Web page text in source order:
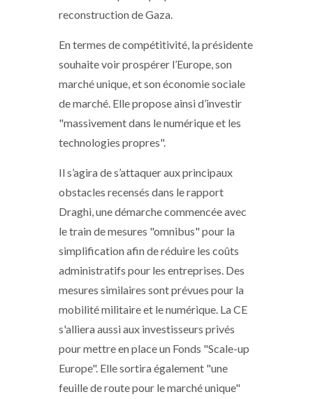
reconstruction de Gaza.
En termes de compétitivité, la présidente
souhaite voir prospérer l’Europe, son
marché unique, et son économie sociale
de marché. Elle propose ainsi d’investir
"massivement dans le numérique et les
technologies propres".
Il s’agira de s’attaquer aux principaux
obstacles recensés dans le rapport
Draghi, une démarche commencée avec
le train de mesures "omnibus" pour la
simplification afin de réduire les coûts
administratifs pour les entreprises. Des
mesures similaires sont prévues pour la
mobilité militaire et le numérique. La CE
s'alliera aussi aux investisseurs privés
pour mettre en place un Fonds "Scale-up
Europe". Elle sortira également "une
feuille de route pour le marché unique"